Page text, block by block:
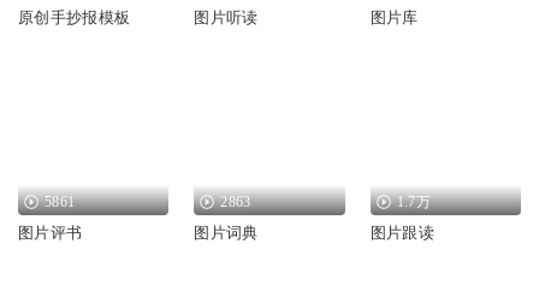
原创手抄报模板 图片听读 图片库
5861
图片评书
2863
图片词典
1.7万
图片跟读